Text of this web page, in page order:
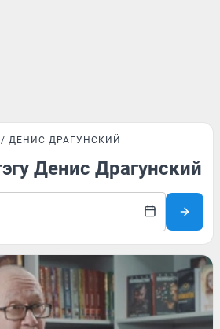
ДЕНИС ДРАГУНСКИЙ
Денис Драгунский